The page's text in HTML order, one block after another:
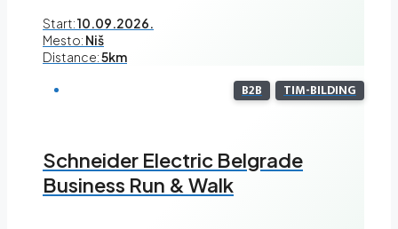
Start:10.09.2026.
Mesto: Niš
Distance:5km
B2B TIM-BILDING
Schneider Electric Belgrade
Business Run & Walk